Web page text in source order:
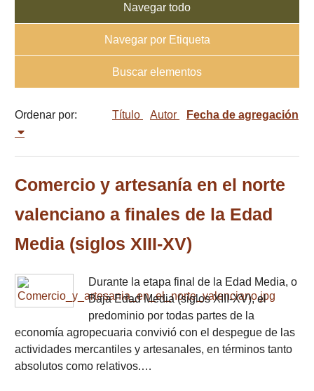
Navegar todo
Navegar por Etiqueta
Buscar elementos
Ordenar por: Título Autor Fecha de agregación
Comercio y artesanía en el norte
valenciano a finales de la Edad
Media (siglos XIII-XV)
Durante la etapa final de la Edad Media, o
Baja Edad Media (siglos XIII-XV), el
predominio por todas partes de la
economía agropecuaria convivió con el despegue de las
actividades mercantiles y artesanales, en términos tanto
absolutos como relativos.…